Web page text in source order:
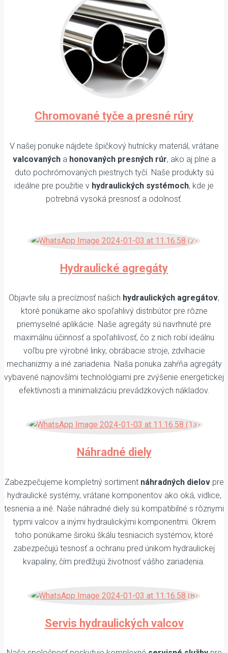
Chromované tyče a presné rúry
V našej ponuke nájdete špičkový hutnícky materiál, vrátane
valcovanýcha honovaných presných rúr, ako aj plne a
duto pochrómovaných piestnych tyčí. Naše produkty sú
ideálne pre použitie v hydraulických systémoch, kde je
potrebná vysoká presnosť a odolnosť.
Hydraulické agregáty
Objavte silu a precíznosť našich hydraulických agregátov,
ktoré ponúkame ako spoľahlivý distribútor pre rôzne
priemyselné aplikácie. Naše agregáty sú navrhnuté pre
maximálnu účinnosť a spoľahlivosť, čo z nich robí ideálnu
voľbu pre výrobné linky, obrábacie stroje, zdvíhacie
mechanizmy a iné zariadenia. Naša ponuka zahŕňa agregáty
vybavené najnovšími technológiami pre zvýšenie energetickej
efektívnosti a minimalizáciu prevádzkových nákladov.
Náhradné diely
Zabezpečujeme kompletný sortiment náhradných dielovpre
hydraulické systémy, vrátane komponentov ako oká, vidlice,
tesnenia a iné. Naše náhradné diely sú kompatibilné s rôznymi
typmi valcov a inými hydraulickými komponentmi. Okrem
toho ponúkame širokú škálu tesniacich systémov, ktoré
zabezpečujú tesnosť a ochranu pred únikom hydraulickej
kvapaliny, čím predlžujú životnosť vášho zariadenia.
Servis hydraulických valcov